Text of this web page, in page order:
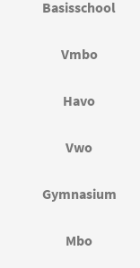
Basisschool
Vmbo
Havo
Vwo
Gymnasium
Mbo